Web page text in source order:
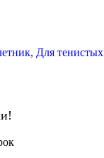
, Для тенистых